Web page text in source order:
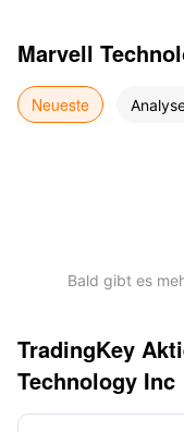
Marvell
Neueste
Bald gibt es
TradingKey
Technology Inc